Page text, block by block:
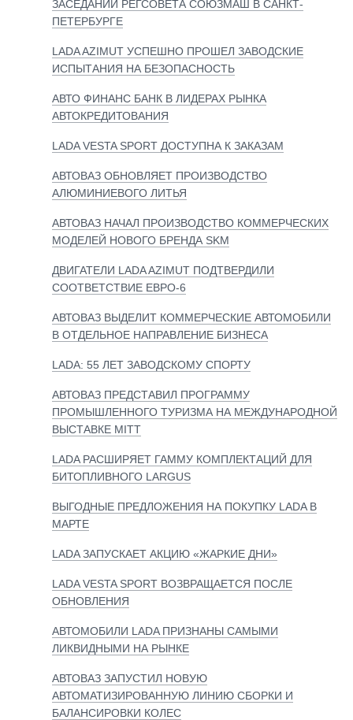
ЗАСЕДАНИИ РЕГСОВЕТА СОЮЗМАШ В САНКТ-
ПЕТЕРБУРГЕ
LADA AZIMUT УСПЕШНО ПРОШЕЛ ЗАВОДСКИЕ
ИСПЫТАНИЯ НА БЕЗОПАСНОСТЬ
АВТО ФИНАНС БАНК В ЛИДЕРАХ РЫНКА
АВТОКРЕДИТОВАНИЯ
LADA VESTA SPORT ДОСТУПНА К ЗАКАЗАМ
АВТОВАЗ ОБНОВЛЯЕТ ПРОИЗВОДСТВО
АЛЮМИНИЕВОГО ЛИТЬЯ
АВТОВАЗ НАЧАЛ ПРОИЗВОДСТВО КОММЕРЧЕСКИХ
МОДЕЛЕЙ НОВОГО БРЕНДА SKM
ДВИГАТЕЛИ LADA AZIMUT ПОДТВЕРДИЛИ
СООТВЕТСТВИЕ ЕВРО-6
АВТОВАЗ ВЫДЕЛИТ КОММЕРЧЕСКИЕ АВТОМОБИЛИ
В ОТДЕЛЬНОЕ НАПРАВЛЕНИЕ БИЗНЕСА
LADA: 55 ЛЕТ ЗАВОДСКОМУ СПОРТУ
АВТОВАЗ ПРЕДСТАВИЛ ПРОГРАММУ
ПРОМЫШЛЕННОГО ТУРИЗМА НА МЕЖДУНАРОДНОЙ
ВЫСТАВКЕ MITT
LADA РАСШИРЯЕТ ГАММУ КОМПЛЕКТАЦИЙ ДЛЯ
БИТОПЛИВНОГО LARGUS
ВЫГОДНЫЕ ПРЕДЛОЖЕНИЯ НА ПОКУПКУ LADA В
МАРТЕ
LADA ЗАПУСКАЕТ АКЦИЮ «ЖАРКИЕ ДНИ»
LADA VESTA SPORT ВОЗВРАЩАЕТСЯ ПОСЛЕ
ОБНОВЛЕНИЯ
АВТОМОБИЛИ LADA ПРИЗНАНЫ САМЫМИ
ЛИКВИДНЫМИ НА РЫНКЕ
АВТОВАЗ ЗАПУСТИЛ НОВУЮ
АВТОМАТИЗИРОВАННУЮ ЛИНИЮ СБОРКИ И
БАЛАНСИРОВКИ КОЛЕС